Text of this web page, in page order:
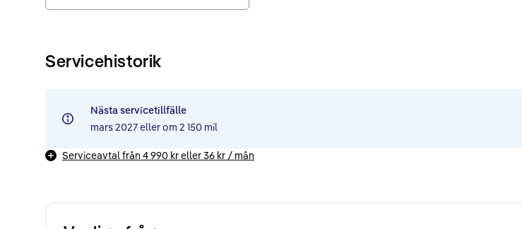
Servicehistorik
Nästa servicetillfälle
mars 2027eller om 2 150 mil
Serviceavtal från 4 990 kreller36 kr / mån